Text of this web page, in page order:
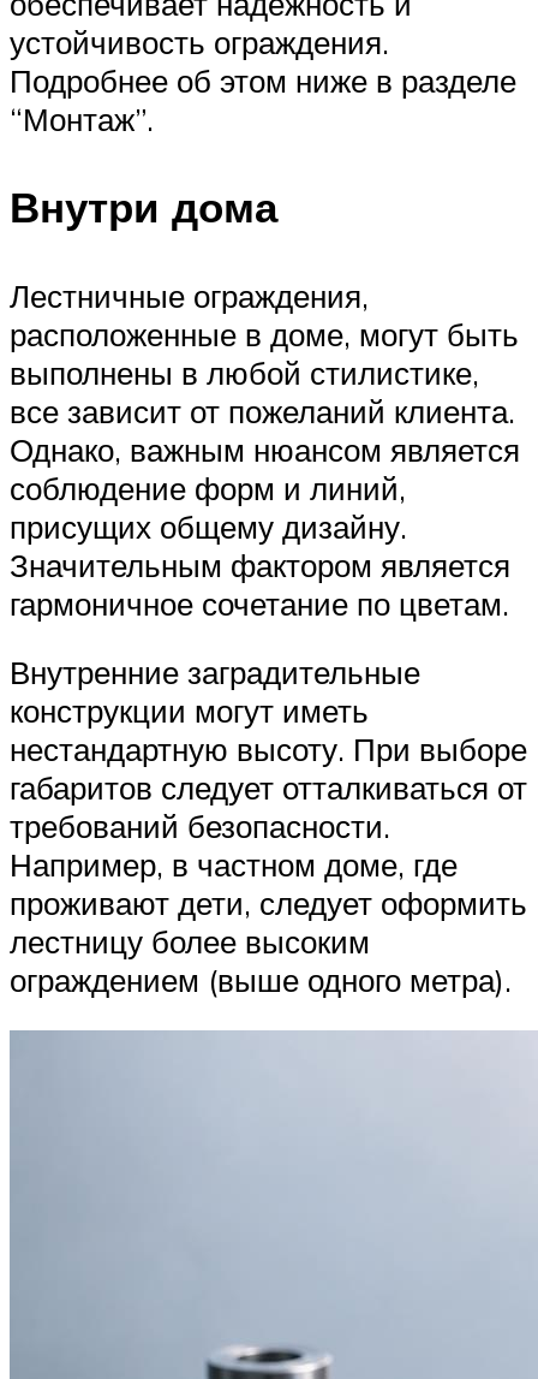
устойчивость ограждения.
Подробнее об этом ниже в разделе
“Монтаж”.
Внутри дома
Лестничные ограждения,
расположенные в доме, могут быть
выполнены в любой стилистике,
все зависит от пожеланий клиента.
Однако, важным нюансом является
соблюдение форм и линий,
присущих общему дизайну.
Значительным фактором является
гармоничное сочетание по цветам.
Внутренние заградительные
конструкции могут иметь
нестандартную высоту. При выборе
габаритов следует отталкиваться от
требований безопасности.
Например, в частном доме, где
проживают дети, следует оформить
лестницу более высоким
ограждением (выше одного метра).